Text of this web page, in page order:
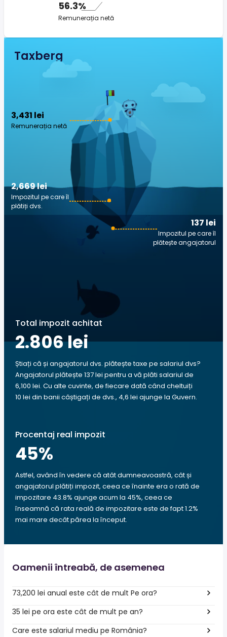
56.3%
Remunerația netă
Taxberg
3,431 lei
Remunerația netă
137 lei
Impozitul pe care îl
plătește angajatorul
2,669 lei
Impozitul pe care îl
plătiți dvs.
Total impozit achitat
2.806 lei
Știați că și angajatorul dvs. plătește taxe pe salariul dvs?
Angajatorul plătește 137 lei pentru a vă plăti salariul de
6,100 lei. Cu alte cuvinte, de fiecare dată când cheltuiți
10 lei din banii câștigați de dvs., 4,6 lei ajunge la Guvern.
Procentaj real impozit
45%
Astfel, având în vedere că atât dumneavoastră, cât și
angajatorul plătiți impozit, ceea ce înainte era o rată de
impozitare 43.8% ajunge acum la 45%, ceea ce
înseamnă că rata reală de impozitare este de fapt 1.2%
mai mare decât părea la început.
Oamenii întreabă, de asemenea
73,200 lei anual este cât de mult Pe ora?
35 lei pe ora este cât de mult pe an?
Care este salariul mediu pe România?